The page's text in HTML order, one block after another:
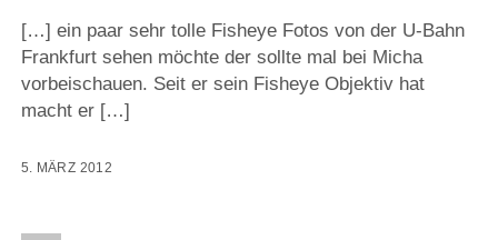
[…] ein paar sehr tolle Fisheye Fotos von der U-Bahn
Frankfurt sehen möchte der sollte mal bei Micha
vorbeischauen. Seit er sein Fisheye Objektiv hat
macht er […]
5. MÄRZ 2012